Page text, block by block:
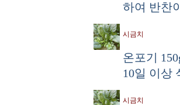
하여 반찬
시금치
온포기
10일 이상
시금치